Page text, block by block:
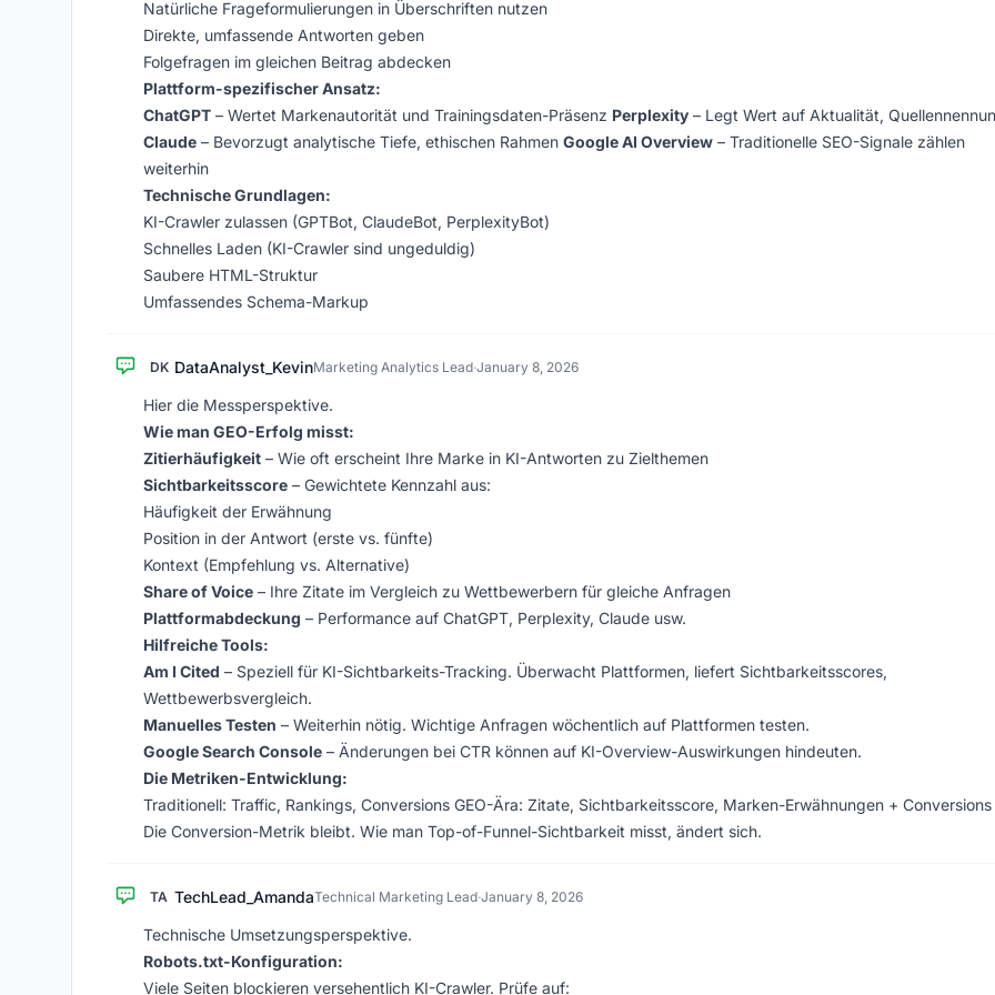
Natürliche Frageformulierungen in Überschriften nutzen
Direkte, umfassende Antworten geben
Folgefragen im gleichen Beitrag abdecken
Plattform-spezifischer Ansatz:
ChatGPT – Wertet Markenautorität und Trainingsdaten-Präsenz Perplexity – Legt Wert auf Aktualität,
Claude – Bevorzugt analytische Tiefe, ethischen Rahmen Google AI Overview – Traditionelle SEO-Signale zählen
weiterhin
Technische Grundlagen:
KI-Crawler zulassen (GPTBot, ClaudeBot, PerplexityBot)
Schnelles Laden (KI-Crawler sind ungeduldig)
Saubere HTML-Struktur
Umfassendes Schema-Markup
DK DataAnalyst_KevinMarketing Analytics Lead·January 8, 2026
Hier die Messperspektive.
Wie man GEO-Erfolg misst:
Zitierhäufigkeit – Wie oft erscheint Ihre Marke in KI-Antworten zu Zielthemen
Sichtbarkeitsscore – Gewichtete Kennzahl aus:
Häufigkeit der Erwähnung
Position in der Antwort (erste vs. fünfte)
Kontext (Empfehlung vs. Alternative)
Share of Voice – Ihre Zitate im Vergleich zu Wettbewerbern für gleiche Anfragen
Plattformabdeckung – Performance auf ChatGPT, Perplexity, Claude usw.
Hilfreiche Tools:
Am I Cited – Speziell für KI-Sichtbarkeits-Tracking. Überwacht Plattformen, liefert Sichtbarkeitsscores,
Wettbewerbsvergleich.
Manuelles Testen – Weiterhin nötig. Wichtige Anfragen wöchentlich auf Plattformen testen.
Google Search Console – Änderungen bei CTR können auf KI-Overview-Auswirkungen hindeuten.
Die Metriken-Entwicklung:
Traditionell: Traffic, Rankings, Conversions GEO-Ära: Zitate, Sichtbarkeitsscore, Marken-Erwähnungen + Conversions
Die Conversion-Metrik bleibt. Wie man Top-of-Funnel-Sichtbarkeit misst, ändert sich.
TA TechLead_AmandaTechnical Marketing Lead·January 8, 2026
Technische Umsetzungsperspektive.
Robots.txt-Konfiguration:
Viele Seiten blockieren versehentlich KI-Crawler. Prüfe auf: